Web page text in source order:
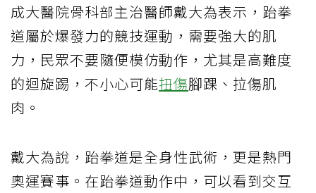
成大醫院骨科部主治醫師戴大為表示，跆拳
道屬於爆發力的競技運動，需要強大的肌
力，民眾不要隨便模仿動作，尤其是高難度
的迴旋踢，不小心可能扭傷腳踝、拉傷肌
肉。
戴大為說，跆拳道是全身性武術，更是熱門
奧運賽事。在跆拳道動作中，可以看到交互